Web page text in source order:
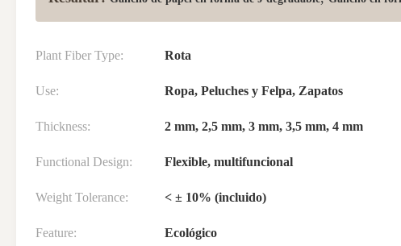
Plant Fiber Type: Rota
Use: Ropa, Peluches y Felpa, Zapatos
Thickness: 2 mm, 2,5 mm, 3 mm, 3,5 mm, 4 mm
Functional Design: Flexible, multifuncional
Weight Tolerance: < ± 10% (incluido)
Feature: Ecológico